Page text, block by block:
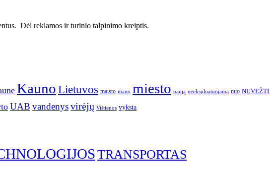
Dėl reklamos ir turinio talpinimo kreiptis.
KaunoLietuvos maisto mano miesto naują neeksploatuojama nuo NUVEŽTI
UAB vandenysvirėjų Vištienos vyksta
TRANSPORTAS